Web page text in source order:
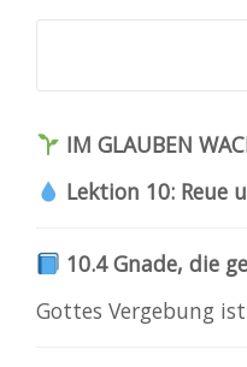
IM GLAUBEN
Lektion 10: Reue
10.4 Gnade, die
Gottes Vergebung